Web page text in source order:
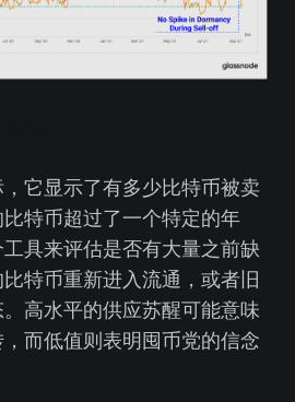
它显示了有多少比特币被卖
特币超过了一个特定的年
具来评估是否有大量之前缺
特币重新进入流通，或者旧
高水平的供应苏醒可能意味
而低值则表明囤币党的信念